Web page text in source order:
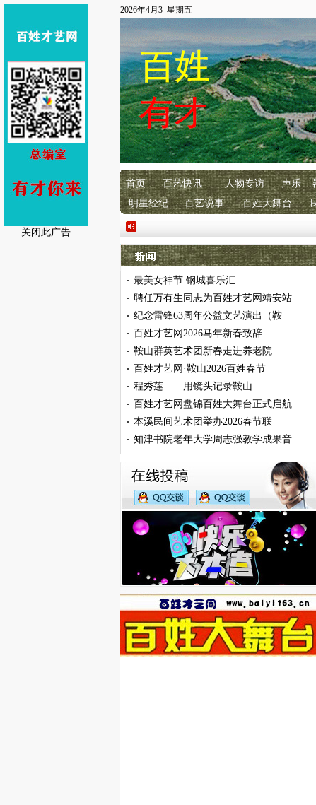
关闭此广告
2026年4月3 星期五
首页 百艺快讯 人物专访 声乐
明星经纪
百艺说事 百姓大舞台
· 最美女神节 钢城喜乐汇
· 聘任万有生同志为百姓才艺网靖安站
· 纪念雷锋63周年公益文艺演出（鞍
· 百姓才艺网2026马年新春致辞
· 鞍山群英艺术团新春走进养老院
· 百姓才艺网·鞍山2026百姓春节
· 程秀莲——用镜头记录鞍山
· 百姓才艺网盘锦百姓大舞台正式启航
· 本溪民间艺术团举办2026春节联
· 知津书院老年大学周志强教学成果音